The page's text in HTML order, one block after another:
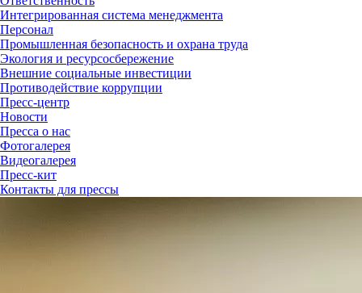
Интегрированная система менеджмента
Персонал
Промышленная безопасность и охрана труда
Экология и ресурсосбережение
Внешние социальные инвестиции
Противодействие коррупции
Пресс-центр
Новости
Пресса о нас
Фотогалерея
Видеогалерея
Пресс-кит
Контакты для прессы